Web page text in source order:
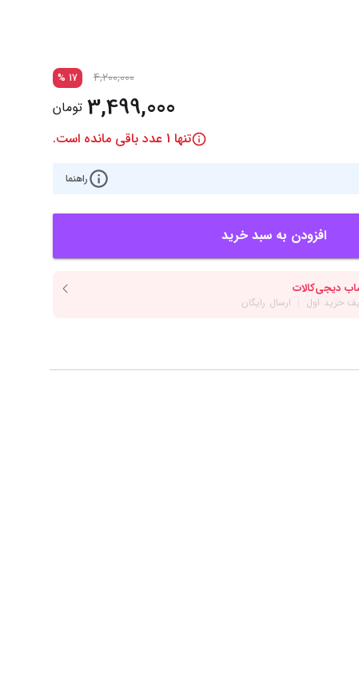
4,200,000
17
%
3,499,000 تومان
تنها 1 عدد باقی مانده است.
راهنما
افزودن به سبد خرید